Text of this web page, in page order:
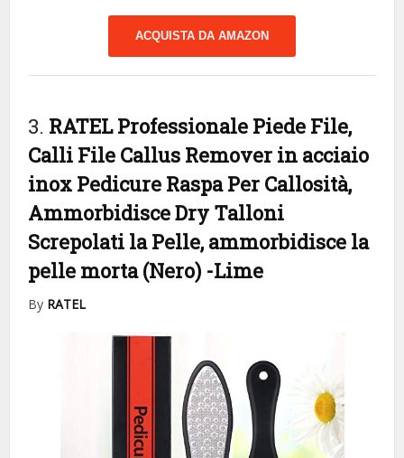
ACQUISTA DA AMAZON
3. RATEL Professionale Piede File,
Calli File Callus Remover in acciaio
inox Pedicure Raspa Per Callosità,
Ammorbidisce Dry Talloni
Screpolati la Pelle, ammorbidisce la
pelle morta (Nero) -Lime
By RATEL